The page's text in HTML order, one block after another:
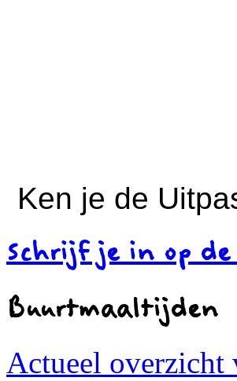
Ken je de
Schrijf je in op
Buurtmaaltijden
Actueel overzicht